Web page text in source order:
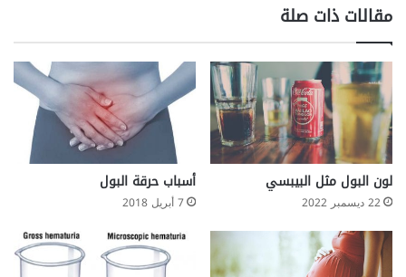
مقالات ذات صلة
لون البول مثل البيبسي
22 ديسمبر 2022
أسباب حرقة البول
7 أبريل 2018